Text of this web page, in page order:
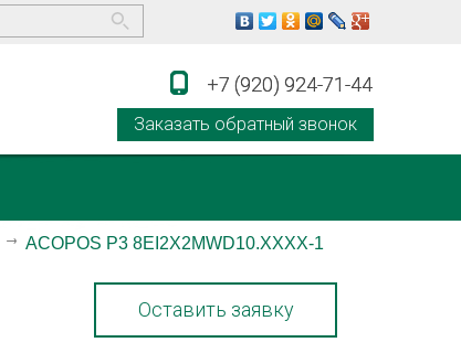
+7 (920) 924-71-44
Заказать обратный звонок
+7 (920) 924-71-44
ACOPOS P3 8EI2X2MWD10.XXXX-1
Оставить заявку